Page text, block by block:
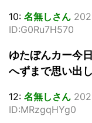
10: 名無しさん
ID:G0Ru7H570
ゆたぼんカー今
へずまで思い出
12: 名無しさん
ID:MRzgqHYg0